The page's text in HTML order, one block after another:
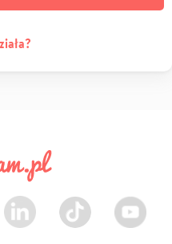
LinkedIn TikTok Youtube